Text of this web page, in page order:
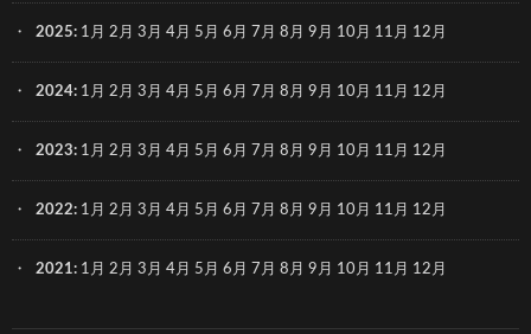
2025: 1月 2月 3月 4月 5月 6月 7月 8月 9月 10月 11月 12月
2024: 1月 2月 3月 4月 5月 6月 7月 8月 9月 10月 11月 12月
2023: 1月 2月 3月 4月 5月 6月 7月 8月 9月 10月 11月 12月
2022: 1月 2月 3月 4月 5月 6月 7月 8月 9月 10月 11月 12月
2021: 1月 2月 3月 4月 5月 6月 7月 8月 9月 10月 11月 12月